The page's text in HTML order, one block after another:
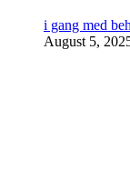
i gang med
August 5,